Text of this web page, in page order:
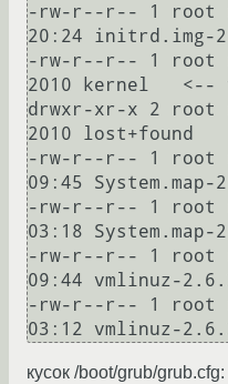
-rw-r--r-- 1 root
20:24 initrd.img-
-rw-r--r-- 1 root
2010 kernel   <--
drwxr-xr-x 2 root
2010 lost+found
-rw-r--r-- 1 root
09:45 System.map-
-rw-r--r-- 1 root
03:18 System.map-
-rw-r--r-- 1 root
09:44 vmlinuz-
-rw-r--r-- 1 root
кусок /boot/grub/grub.cfg: